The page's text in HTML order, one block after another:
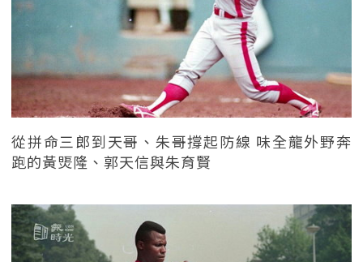
從拼命三郎到天哥、朱哥撐起防線 味全龍外野奔
跑的黃煚隆、郭天信與朱育賢